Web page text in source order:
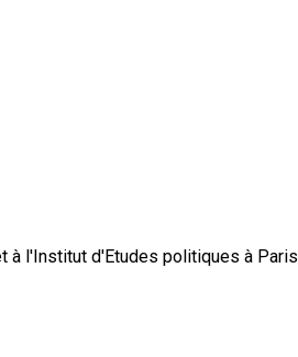
à l'Institut d'Etudes politiques à Paris